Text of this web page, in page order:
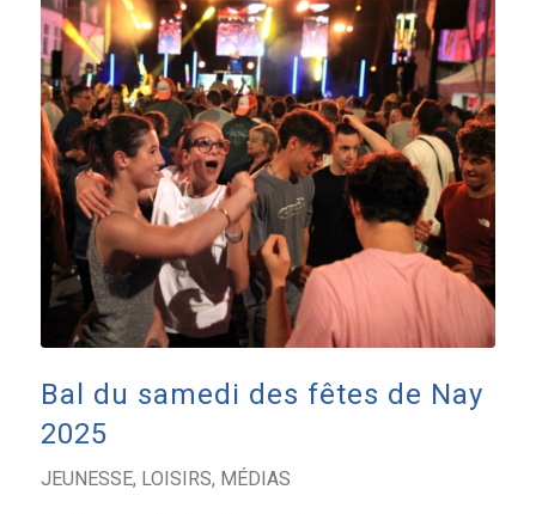
Bal du samedi des fêtes de Nay
2025
JEUNESSE, LOISIRS, MÉDIAS